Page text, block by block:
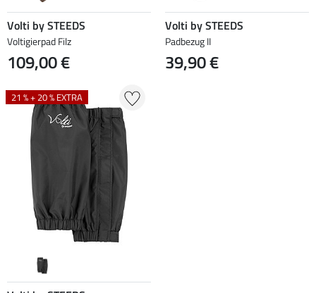
Volti by STEEDS
Voltigierpad Filz
109,00 €
Volti by STEEDS
Padbezug II
39,90 €
21 % + 20 % EXTRA